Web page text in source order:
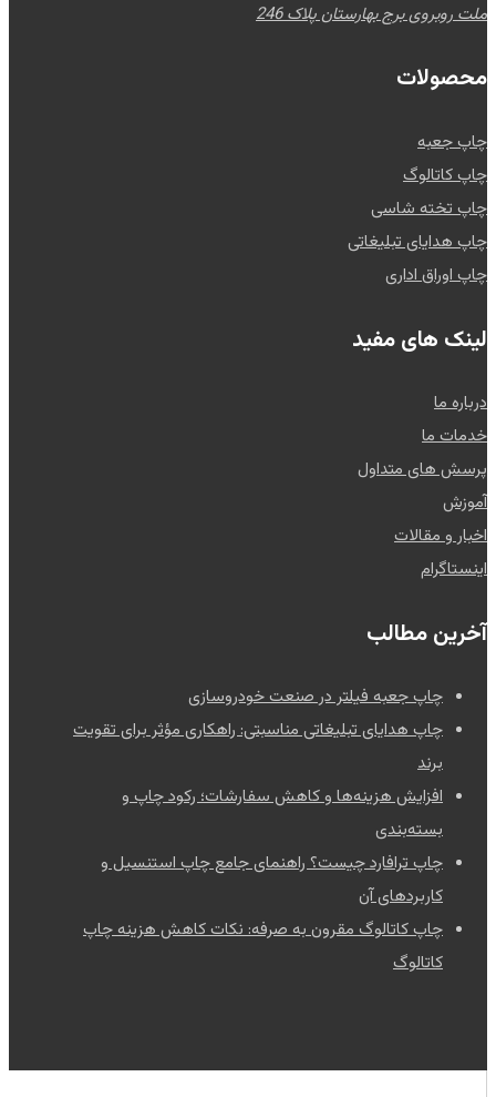
ملت روبروی برج بهارستان پلاک 246
محصولات
چاپ جعبه
چاپ کاتالوگ
چاپ تخته شاسی
چاپ هدایای تبلیغاتی
چاپ اوراق اداری
لینک های مفید
درباره ما
خدمات ما
پرسش های متداول
آموزش
اخبار و مقالات
اینستاگرام
آخرین مطالب
چاپ جعبه فیلتر در صنعت خودروسازی
چاپ هدایای تبلیغاتی مناسبتی: راهکاری مؤثر برای تقویت
برند
افزایش هزینه‌ها و کاهش سفارشات؛ رکود چاپ و
بسته‌بندی
چاپ ترافارد چیست؟ راهنمای جامع چاپ استنسیل و
کاربردهای آن
چاپ کاتالوگ مقرون به صرفه: نکات کاهش هزینه چاپ
کاتالوگ